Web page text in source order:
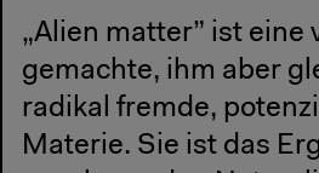
„Alien matter” ist eine
gemachte, ihm aber
radikal fremde,
Materie. Sie ist das